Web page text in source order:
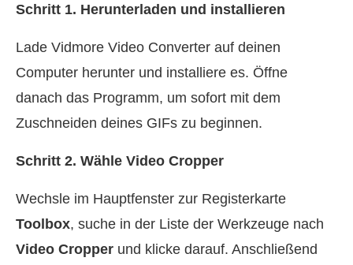
Schritt 1. Herunterladen und installieren
Lade Vidmore Video Converter auf deinen
Computer herunter und installiere es. Öffne
danach das Programm, um sofort mit dem
Zuschneiden deines GIFs zu beginnen.
Schritt 2. Wähle Video Cropper
Wechsle im Hauptfenster zur Registerkarte
Toolbox, suche in der Liste der Werkzeuge nach
Video Cropper und klicke darauf. Anschließend